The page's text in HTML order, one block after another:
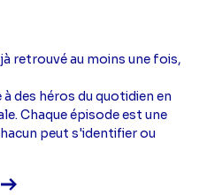
retrouvé au moins une fois,
des héros du quotidien en
Chaque épisode est une
peut s'identifier ou
Voir la fiche diffusion